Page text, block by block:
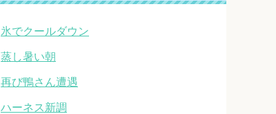
氷でクールダウン
蒸し暑い朝
再び鴨さん遭遇
ハーネス新調